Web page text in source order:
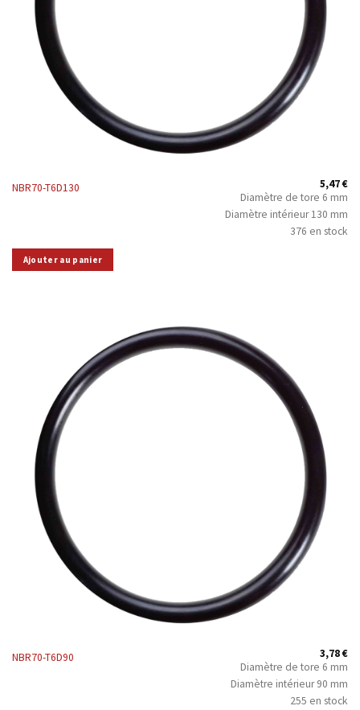
NBR70-T6D130 5,47€
Diamètre de tore 6 mm
Diamètre intérieur 130 mm
376 en stock
Ajouter au panier
NBR70-T6D90 3,78€
Diamètre de tore 6 mm
Diamètre intérieur 90 mm
255 en stock